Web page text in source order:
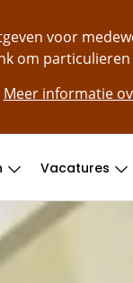
voor
om
Meer informatie
Vacatures